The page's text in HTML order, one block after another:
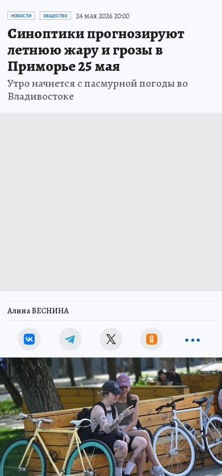
НОВОСТИ ОБЩЕСТВО 24 мая 2026 20:00
Синоптики прогнозируют
летнюю жару и грозы в
Приморье 25 мая
Утро начнется с пасмурной погоды во
Владивостоке
Алина ВЕСНИНА